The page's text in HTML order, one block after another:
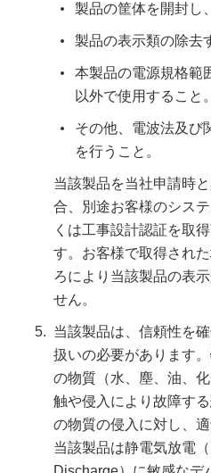
製品の筐体を開封し
製品の表示類の除去
本製品の電源規格範
以外で使用すること。
その他、電波法及び
を行うこと。
当該製品を当社申請時
合、別途お客様のシス
くは工事設計認証を取
す。お客様で取得され
ろにより当該製品の表
せん。
当該製品は、信頼性を
扱いの必要があります
の物質（水、塵、油、
触や侵入により故障す
の物質の侵入に対し、
当該製品は静電気放電